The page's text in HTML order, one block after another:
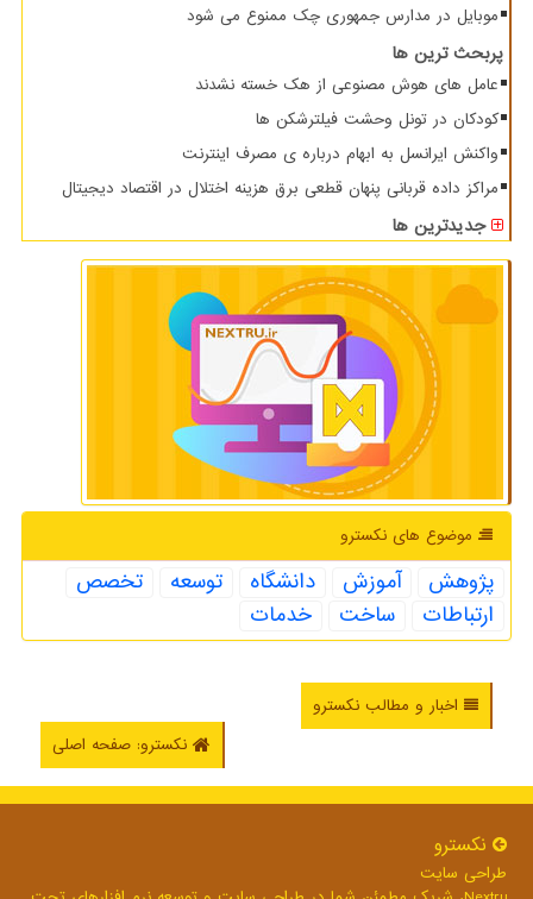
موبایل در مدارس جمهوری چک ممنوع می شود
پربحث ترین ها
عامل های هوش مصنوعی از هک خسته نشدند
کودکان در تونل وحشت فیلترشکن ها
واکنش ایرانسل به ابهام درباره ی مصرف اینترنت
مراکز داده قربانی پنهان قطعی برق هزینه اختلال در اقتصاد دیجیتال
جدیدترین ها
موضوع های نكسترو
پژوهش آموزش دانشگاه توسعه
تخصص
ارتباطات
ساخت خدمات
اخبار و مطالب نکسترو
نکسترو: صفحه اصلی
نكسترو
طراحی سایت